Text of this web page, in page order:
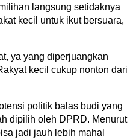
langsung setidaknya
kecil untuk ikut bersuara,
ya yang diperjuangkan
kecil cukup nonton dari
politik balas budi yang
dipilih oleh DPRD. Menurut
jadi jauh lebih mahal